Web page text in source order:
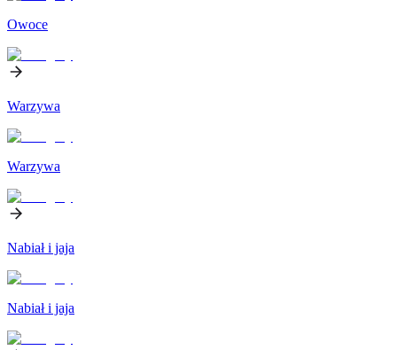
Owoce
Warzywa
Warzywa
Nabiał i jaja
Nabiał i jaja